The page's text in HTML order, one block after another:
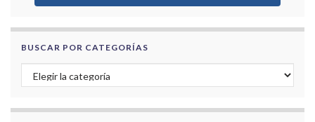
BUSCAR POR CATEGORÍAS
Buscar por categorías